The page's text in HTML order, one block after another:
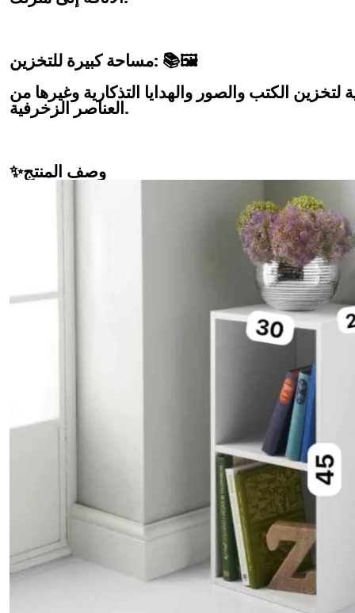
مساحة كبيرة للتخزين: 📚🖼️
الكتب والصور والهدايا التذكارية وغيرها من
العناصر الزخرفية.
✨وصف المنتج